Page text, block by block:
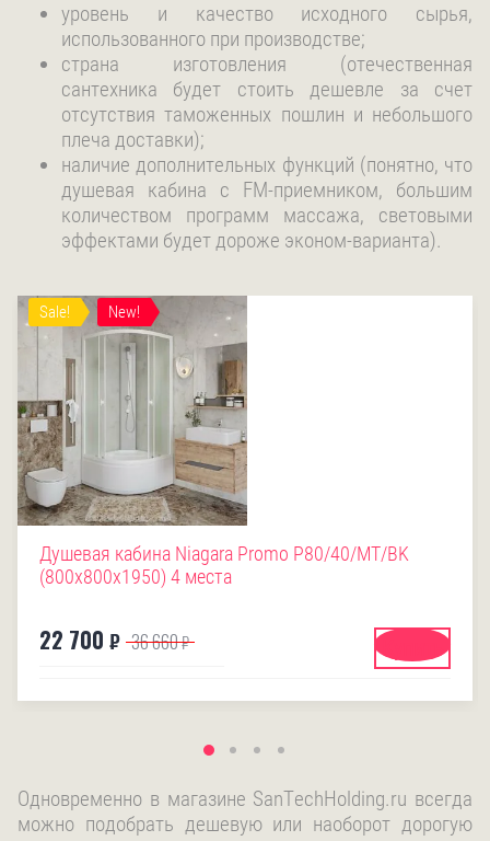
уровень и качество исходного сырья,
использованного при производстве;
страна изготовления (отечественная
сантехника будет стоить дешевле за счет
отсутствия таможенных пошлин и небольшого
плеча доставки);
наличие дополнительных функций (понятно, что
душевая кабина с FM-приемником, большим
количеством программ массажа, световыми
эффектами будет дороже эконом-варианта).
Sale! New!
Душевая кабина Niagara Promo P80/40/MT/BK
(800х800х1950) 4 места
22 700 ₽ 36 660₽ Купить
Одновременно в магазине SanTechHolding.ru всегда
можно подобрать дешевую или наоборот дорогую